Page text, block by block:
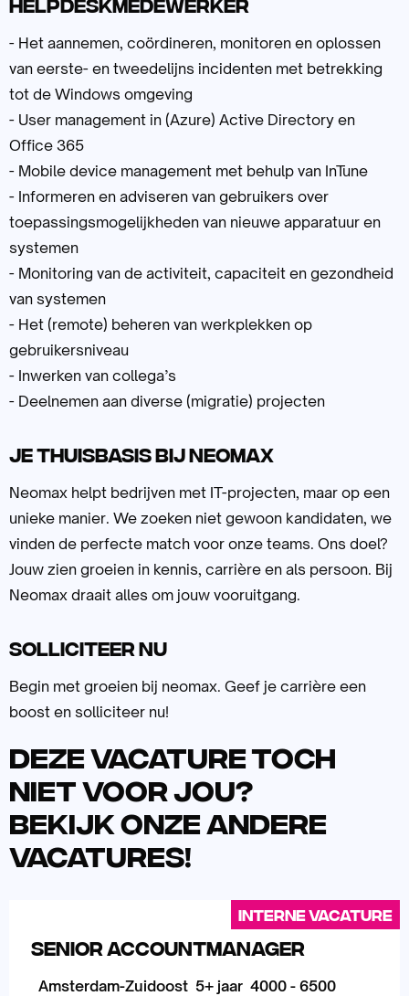
- Het aannemen, coördineren, monitoren en oplossen
van eerste- en tweedelijns incidenten met betrekking
tot de Windows omgeving
- User management in (Azure) Active Directory en
Office 365
- Mobile device management met behulp van InTune
- Informeren en adviseren van gebruikers over
toepassingsmogelijkheden van nieuwe apparatuur en
systemen
- Monitoring van de activiteit, capaciteit en gezondheid
van systemen
- Het (remote) beheren van werkplekken op
gebruikersniveau
- Inwerken van collega’s
- Deelnemen aan diverse (migratie) projecten
Je thuisbasis bij neomax
Neomax helpt bedrijven met IT-projecten, maar op een
unieke manier. We zoeken niet gewoon kandidaten, we
vinden de perfecte match voor onze teams. Ons doel?
Jouw zien groeien in kennis, carrière en als persoon. Bij
Neomax draait alles om jouw vooruitgang.
Solliciteer nu
Begin met groeien bij neomax. Geef je carrière een
boost en solliciteer nu!
Deze vacature toch
niet voor jou?
Bekijk onze andere
vacatures!
Senior Accountmanager
Amsterdam-Zuidoost 5+ jaar 4000 - 6500
Interne vacature